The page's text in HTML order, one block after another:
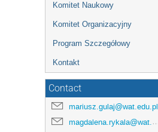
Komitet Naukowy
Komitet Organizacyjny
Program Szczegółowy
Kontakt
Contact
mariusz.gulaj@wat.edu.pl
magdalena.rykala@wat.edu.pl